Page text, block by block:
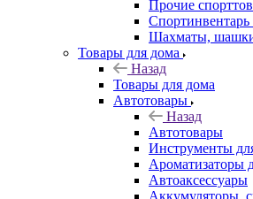
Прочие
Спортинвентарь
Шахматы,
Товары для дома
Назад
Товары для дома
Автотовары
Назад
Автотовары
Инструменты
Ароматизаторы
Автоаксессуары
Аккумуляторы,